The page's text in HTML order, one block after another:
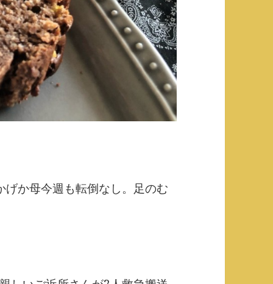
か母今週も転倒なし。足のむ